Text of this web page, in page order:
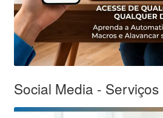
Social Media - Serviços